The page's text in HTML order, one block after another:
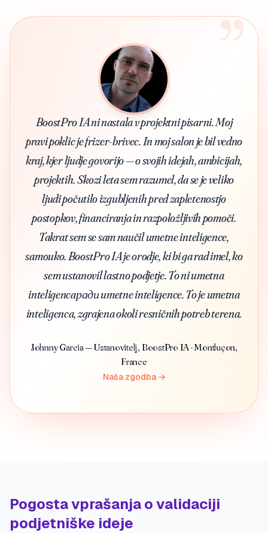
”
BoostPro IA ni nastala v projektni pisarni. Moj
pravi poklic je frizer-brivec. In moj salon je bil vedno
kraj, kjer ljudje govorijo — o svojih idejah, ambicijah,
projektih. Skozi leta sem razumel, da se je veliko
ljudi počutilo izgubljenih pred zapletenostjo
postopkov, financiranja in razpoložljivih pomoči.
Takrat sem se sam naučil umetne inteligence,
samouko. BoostPro IA je orodje, ki bi ga rad imel, ko
sem ustanovil lastno podjetje. To ni umetna
inteligencaради umetne inteligence. To je umetna
inteligenca, zgrajena okoli resničnih potreb terena.
Johnny Garcia — Ustanovitelj, BoostPro IA · Montluçon,
France
Naša zgodba →
Pogosta vprašanja o validaciji
podjetniške ideje